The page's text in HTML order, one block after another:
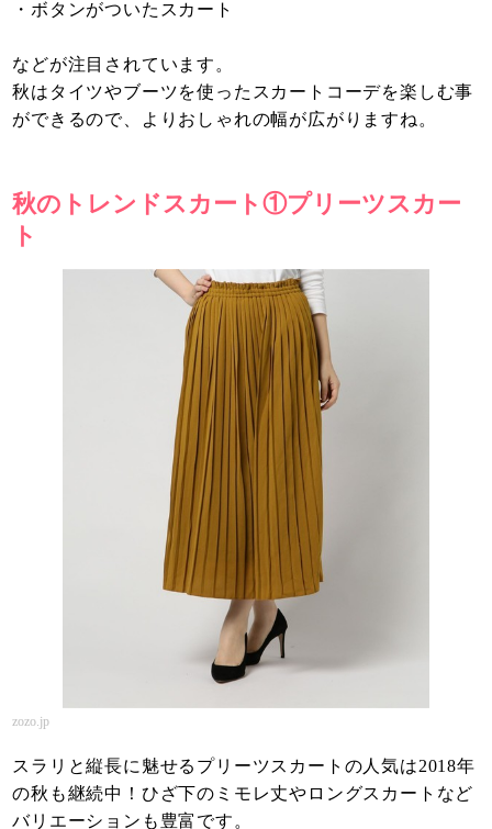
・ボタンがついたスカート
などが注目されています。
秋はタイツやブーツを使ったスカートコーデを楽しむ事
ができるので、よりおしゃれの幅が広がりますね。
秋のトレンドスカート①プリーツスカー
ト
zozo.jp
スラリと縦長に魅せるプリーツスカートの人気は2018年
の秋も継続中！ひざ下のミモレ丈やロングスカートなど
バリエーションも豊富です。